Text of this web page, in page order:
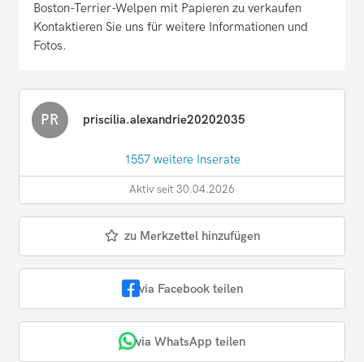
Boston-Terrier-Welpen mit Papieren zu verkaufen
Kontaktieren Sie uns für weitere Informationen und
Fotos.
PR priscilia.alexandrie20202035
1557 weitere Inserate
Aktiv seit 30.04.2026
zu Merkzettel hinzufügen
via Facebook teilen
via WhatsApp teilen